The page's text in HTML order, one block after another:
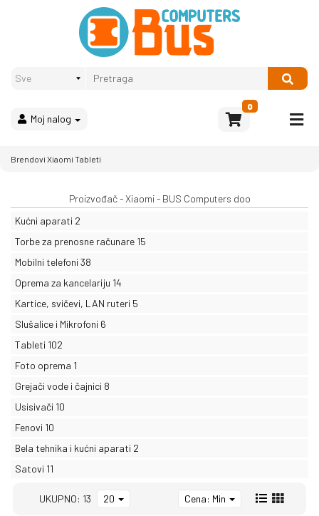
Moj nalog
0
Računari
Bela
Akcija
Rasprodaja
Sve
kategorije
Brendovi Xiaomi Tableti
Proizvođač - Xiaomi - BUS Computers doo
Kućni aparati 2
Torbe za prenosne računare 15
Mobilni telefoni 38
Oprema za kancelariju 14
Kartice, svičevi, LAN ruteri 5
Slušalice i Mikrofoni 6
Tableti 102
Foto oprema 1
Grejači vode i čajnici 8
Usisivači 10
Fenovi 10
Bela tehnika i kućni aparati 2
Satovi 11
UKUPNO: 13 20 Cena: Min